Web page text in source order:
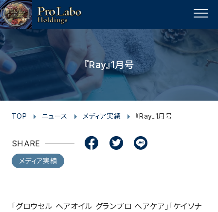
MENU
『Ray』1月号
TOP ニュース メディア実績 『Ray』1月号
SHARE
c
e
b
o
o
k
i
t
t
e
n
e
メディア実績
「グロウセル ヘアオイル グランプロ ヘアケア」「ケイソナ
p
a
g
e
t
o
p
s
t
a
g
r
a
m
c
e
b
o
k
i
t
t
e
r
u
t
u
e